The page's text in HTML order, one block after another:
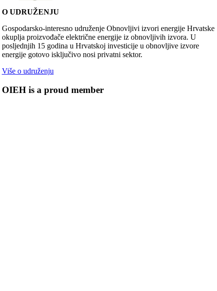
O UDRUŽENJU
Gospodarsko-interesno udruženje Obnovljivi izvori energije Hrvatske
okuplja proizvođače električne energije iz obnovljivih izvora. U
posljednjih 15 godina u Hrvatskoj investicije u obnovljive izvore
energije gotovo isključivo nosi privatni sektor.
Više o udruženju
OIEH is a proud member